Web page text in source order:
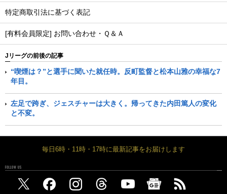
特定商取引法に基づく表記
[有料会員限定] お問い合わせ・Ｑ＆Ａ
Jリーグの前後の記事
“喫煙は？”と選手に聞いた就任時。反町監督と松本山雅の幸福な7
年目。
左足で跨ぎ、ジェスチャーは大きく。帰ってきた内田篤人の変化
と不変。
毎日6時・11時・17時に最新記事をお届けします
FOLLOW US